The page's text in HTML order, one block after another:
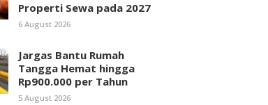
Properti Sewa pada 2027
6 August 2026
Jargas Bantu Rumah
Tangga Hemat hingga
Rp900.000 per Tahun
5 August 2026